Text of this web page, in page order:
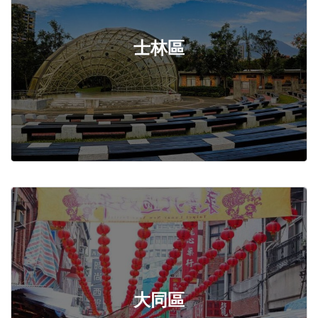
士林區
大同區